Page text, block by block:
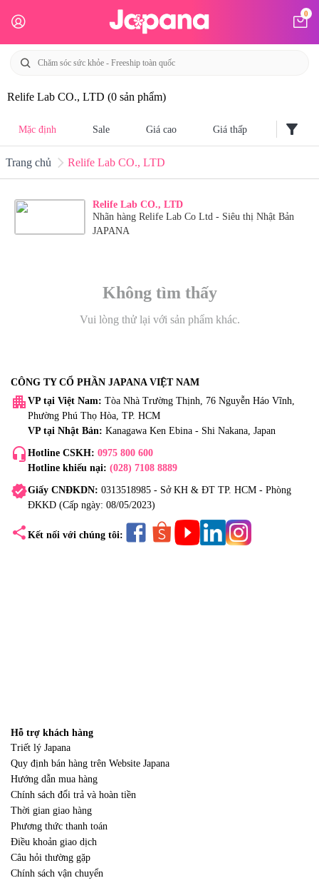
0
Relife Lab CO., LTD (0 sản phẩm)
Mặc định Sale Giá cao Giá thấp filter_alt
Trang chủ Relife Lab CO., LTD
Relife Lab CO., LTD
Nhãn hàng Relife Lab Co Ltd - Siêu thị Nhật Bản
JAPANA
Không tìm thấy
Vui lòng thử lại với sản phẩm khác.
CÔNG TY CỔ PHẦN JAPANA VIỆT NAM
apartment VP tại Việt Nam: Tòa Nhà Trường Thịnh, 76 Nguyễn Háo Vĩnh,
Phường Phú Thọ Hòa, TP. HCM
VP tại Nhật Bản: Kanagawa Ken Ebina - Shi Nakana, Japan
headset_mic Hotline CSKH: 0975 800 600
Hotline khiếu nại: (028) 7108 8889
verifiedGiấy CNĐKDN: 0313518985 - Sở KH & ĐT TP. HCM - Phòng
ĐKKD (Cấp ngày: 08/05/2023)
share Kết nối với chúng tôi:
Hỗ trợ khách hàng
Triết lý Japana
Quy định bán hàng trên Website Japana
Hướng dẫn mua hàng
Chính sách đổi trả và hoàn tiền
Thời gian giao hàng
Phương thức thanh toán
Điều khoản giao dịch
Câu hỏi thường gặp
Chính sách vận chuyển